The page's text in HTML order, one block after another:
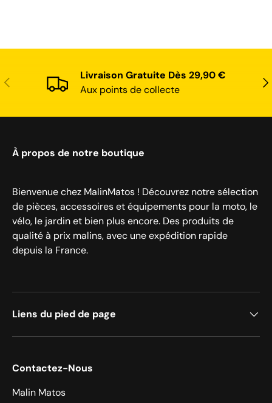
Précédent
Livraison Gratuite Dès 29,90 €
Aux points de collecte
À propos de notre boutique
Bienvenue chez MalinMatos ! Découvrez notre sélection
de pièces, accessoires et équipements pour la moto, le
vélo, le jardin et bien plus encore. Des produits de
qualité à prix malins, avec une expédition rapide
depuis la France.
Liens du pied de page
Contactez-Nous
Malin Matos